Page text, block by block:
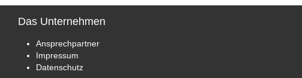
Das Unternehmen
Ansprechpartner
Impressum
Datenschutz